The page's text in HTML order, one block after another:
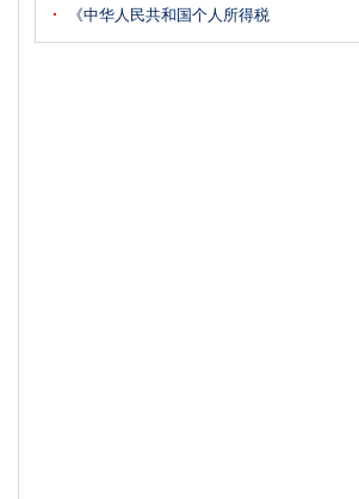
《中华人民共和国个人所得税